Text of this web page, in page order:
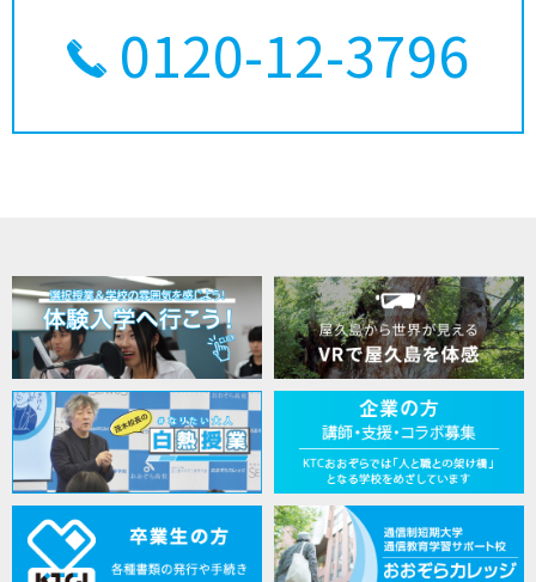
0120-12-3796